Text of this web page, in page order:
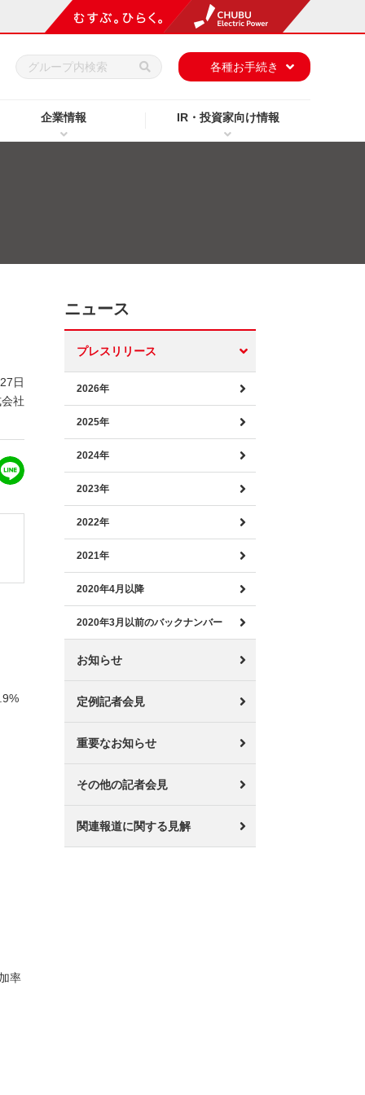
企業情報 IR・投資家向け情報
各種お手続き
日
社
率
ニュース
プレスリリース
2026年
2025年
2024年
2023年
2022年
2021年
2020年4月以降
2020年3月以前のバックナンバー
お知らせ
定例記者会見
重要なお知らせ
その他の記者会見
関連報道に関する見解